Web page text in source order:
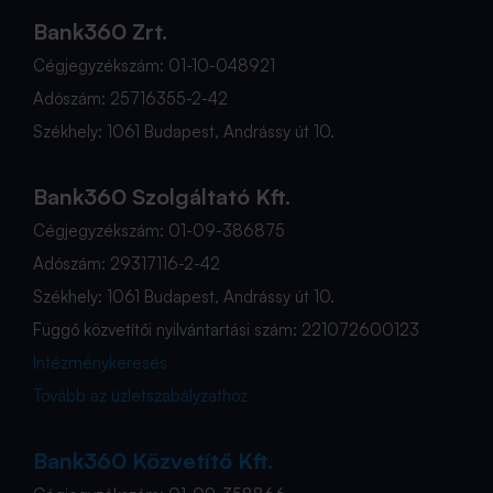
Bank360 Zrt.
Cégjegyzékszám: 01-10-048921
Adószám: 25716355-2-42
Székhely: 1061 Budapest, Andrássy út 10.
Bank360 Szolgáltató Kft.
Cégjegyzékszám: 01-09-386875
Adószám: 29317116-2-42
Székhely: 1061 Budapest, Andrássy út 10.
Függő közvetítői nyilvántartási szám: 221072600123
Intézménykeresés
Tovább az üzletszabályzathoz
Bank360 Közvetítő Kft.